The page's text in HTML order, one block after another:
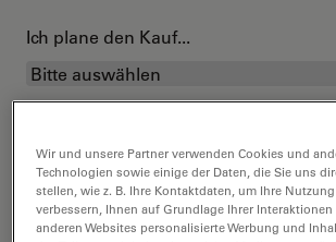
Ich plane den Kauf...
Das bin ich
Wir und unsere Partner verwenden Cookies und
Technologien sowie einige der Daten, die Sie uns
stellen, wie z. B. Ihre Kontaktdaten, um Ihre
verbessern, Ihnen auf Grundlage Ihrer
anderen Websites personalisierte Werbung und